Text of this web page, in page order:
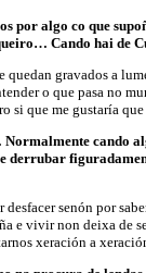
por algo co que
Cando hai de
gravados a
o que pasa no
si que me gustaría
cando
derrubar
desfacer senón por
e vivir non deixa de
xeración a